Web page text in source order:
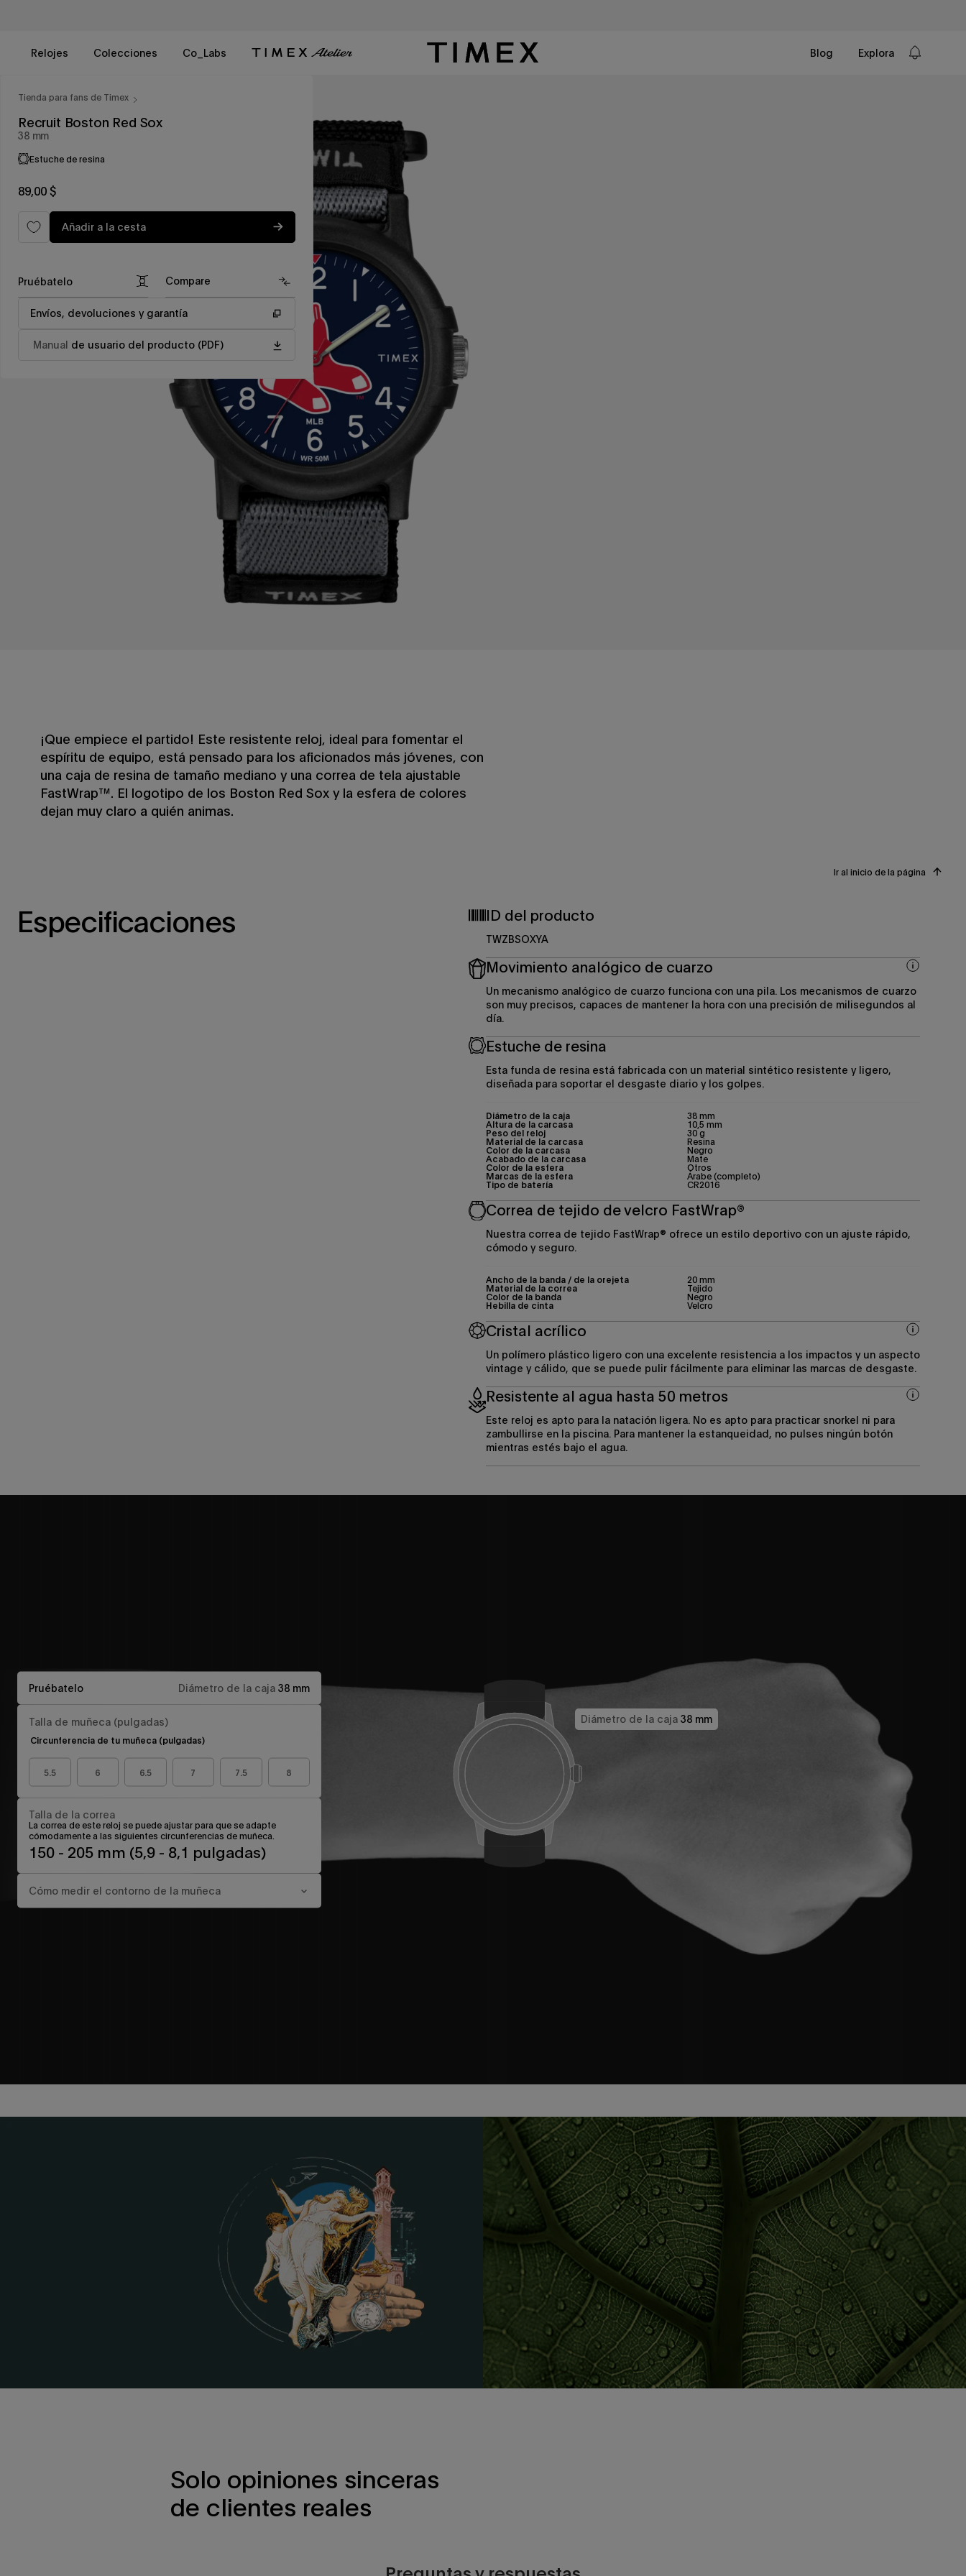
Timex EE. UU. - Relojes, correas y regalos relacionados con los relojes
Relojes Colecciones Co_Labs Blog Explora
Tienda para fans de Timex
Recruit Boston Red Sox
38 mm
Estuche de resina
Precio
89,00 $
Añadir a la cesta
Pruébatelo Compare
Envíos, devoluciones y garantía
Manual de usuario del producto (PDF)
¡Que empiece el partido! Este resistente reloj, ideal para fomentar el
espíritu de equipo, está pensado para los aficionados más jóvenes, con
una caja de resina de tamaño mediano y una correa de tela ajustable
FastWrap™. El logotipo de los Boston Red Sox y la esfera de colores
dejan muy claro a quién animas.
Ir al inicio de la página
Especificaciones ID del producto
TWZBSOXYA
Movimiento analógico de cuarzo
Un mecanismo analógico de cuarzo funciona con una pila. Los mecanismos de cuarzo
son muy precisos, capaces de mantener la hora con una precisión de milisegundos al
día.
Estuche de resina
Esta funda de resina está fabricada con un material sintético resistente y ligero,
diseñada para soportar el desgaste diario y los golpes.
Diámetro de la caja 38 mm
Altura de la carcasa 10,5 mm
Peso del reloj 30 g
Material de la carcasa Resina
Color de la carcasa Negro
Acabado de la carcasa Mate
Color de la esfera Otros
Marcas de la esfera Árabe (completo)
Tipo de batería CR2016
Correa de tejido de velcro FastWrap®
Nuestra correa de tejido FastWrap® ofrece un estilo deportivo con un ajuste rápido,
cómodo y seguro.
Ancho de la banda / de la orejeta 20 mm
Material de la correa Tejido
Color de la banda Negro
Hebilla de cinta Velcro
Cristal acrílico
Un polímero plástico ligero con una excelente resistencia a los impactos y un aspecto
vintage y cálido, que se puede pulir fácilmente para eliminar las marcas de desgaste.
Resistente al agua hasta 50 metros
Este reloj es apto para la natación ligera. No es apto para practicar snorkel ni para
zambullirse en la piscina. Para mantener la estanqueidad, no pulses ningún botón
mientras estés bajo el agua.
Diámetro de la caja 38 mm
Pruébatelo Diámetro de la caja 38 mm
Talla de muñeca (pulgadas)
Circunferencia de tu muñeca (pulgadas)
5.5 6 6.5 7 7.5 8
Talla de la correa
La correa de este reloj se puede ajustar para que se adapte
cómodamente a las siguientes circunferencias de muñeca.
150 - 205 mm (5,9 - 8,1 pulgadas)
Cómo medir el contorno de la muñeca
Solo opiniones sinceras
de clientes reales